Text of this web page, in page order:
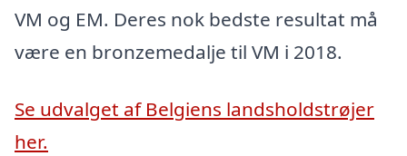
VM og EM. Deres nok bedste resultat må
være en bronzemedalje til VM i 2018.
Se udvalget af Belgiens landsholdstrøjer
her.